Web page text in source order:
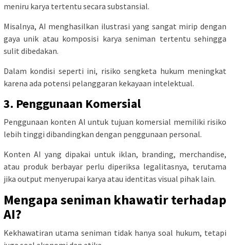
meniru karya tertentu secara substansial.
Misalnya, AI menghasilkan ilustrasi yang sangat mirip dengan
gaya unik atau komposisi karya seniman tertentu sehingga
sulit dibedakan.
Dalam kondisi seperti ini, risiko sengketa hukum meningkat
karena ada potensi pelanggaran kekayaan intelektual.
3. Penggunaan Komersial
Penggunaan konten AI untuk tujuan komersial memiliki risiko
lebih tinggi dibandingkan dengan penggunaan personal.
Konten AI yang dipakai untuk iklan, branding, merchandise,
atau produk berbayar perlu diperiksa legalitasnya, terutama
jika output menyerupai karya atau identitas visual pihak lain.
Mengapa seniman khawatir terhadap
AI?
Kekhawatiran utama seniman tidak hanya soal hukum, tetapi